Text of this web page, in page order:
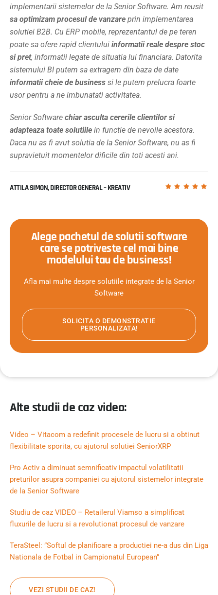
implementarii sistemelor de la Senior Software. Am reusit
sa optimizam procesul de vanzare prin implementarea
solutiei B2B. Cu ERP mobile, reprezentantul de pe teren
poate sa ofere rapid clientului informatii reale despre stoc
si pret, informatii legate de situatia lui financiara. Datorita
sistemului BI putem sa extragem din baza de date
informatii cheie de business si le putem prelucra foarte
usor pentru a ne imbunatati activitatea.
Senior Software chiar asculta cererile clientilor si
adapteaza toate solutiile in functie de nevoile acestora.
Daca nu as fi avut solutia de la Senior Software, nu as fi
supravietuit momentelor dificile din toti acesti ani.
ATTILA SIMON, DIRECTOR GENERAL – KREATIV
Alege pachetul de solutii software
care se potriveste cel mai bine
modelului tau de business!
Afla mai multe despre solutiile integrate de la Senior
Software
SOLICITA O DEMONSTRATIE
PERSONALIZATA!
Alte studii de caz video:
Video – Vitacom a redefinit procesele de lucru si a obtinut
flexibilitate sporita, cu ajutorul solutiei SeniorXRP
Pro Activ a diminuat semnificativ impactul volatilitatii
preturilor asupra companiei cu ajutorul sistemelor integrate
de la Senior Software
Studiu de caz VIDEO – Retailerul Viamso a simplificat
fluxurile de lucru si a revolutionat procesul de vanzare
TeraSteel: ”Softul de planificare a productiei ne-a dus din Liga
Nationala de Fotbal in Campionatul European”
VEZI STUDII DE CAZ!